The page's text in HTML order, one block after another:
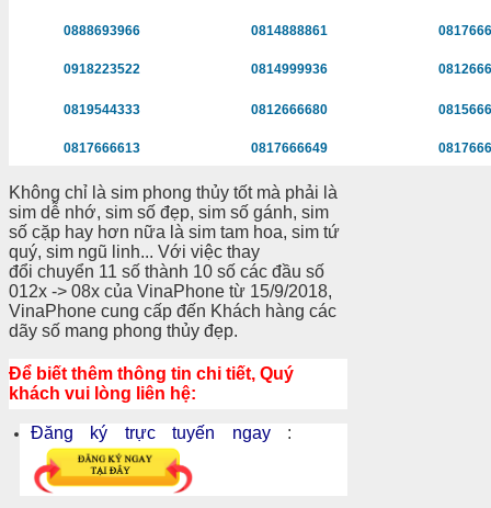
0888693966 0814888861
0918223522 0814999936
0819544333 0812666680
0817666613 0817666649
Không chỉ là sim phong thủy tốt mà phải là
sim dễ nhớ, sim số đẹp, sim số gánh, sim
số cặp hay hơn nữa là sim tam hoa, sim tứ
quý, sim ngũ linh... Với việc thay
đổi chuyển 11 số thành 10 số các đầu số
012x -> 08x của VinaPhone từ 15/9/2018,
VinaPhone cung cấp đến Khách hàng các
dãy số mang phong thủy đẹp.
Để biết thêm thông tin chi tiết, Quý
khách vui lòng liên hệ:
Đăng ký trực tuyến ngay :